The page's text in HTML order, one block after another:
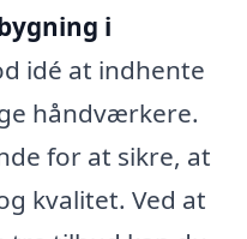
i
idé at indhente
håndværkere.
for at sikre, at
kvalitet. Ved at